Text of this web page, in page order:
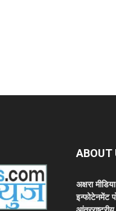
ABOUT
अक्षरा
इन्फोटेनमेंट